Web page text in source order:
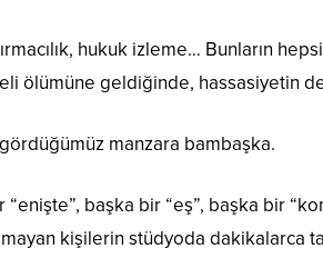
hukuk izleme… Bunların
ölümüne geldiğinde, hassasiyetin
manzara bambaşka.
başka bir “eş”, başka bir
kişilerin stüdyoda dakikalarca